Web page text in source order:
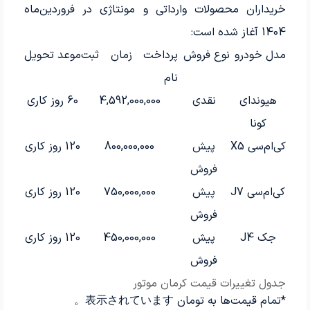
خریداران محصولات وارداتی و مونتاژی در فروردین‌ماه
1404 آغاز شده است:
جدول تغییرات قیمت کرمان موتور
مدل خودرو نوع فروش پرداخت زمان ثبت
نام
موعد تحویل
هیوندای
کونا
نقدی 4,592,000,000 60 روز کاری
کی‌ام‌سی X5
پیش
فروش
800,000,000 120 روز کاری
کی‌ام‌سی J7
پیش
فروش
750,000,000 120 روز کاری
جک J4
پیش
فروش
450,000,000 120 روز کاری
*تمام قیمت‌ها به تومان 表示されています。